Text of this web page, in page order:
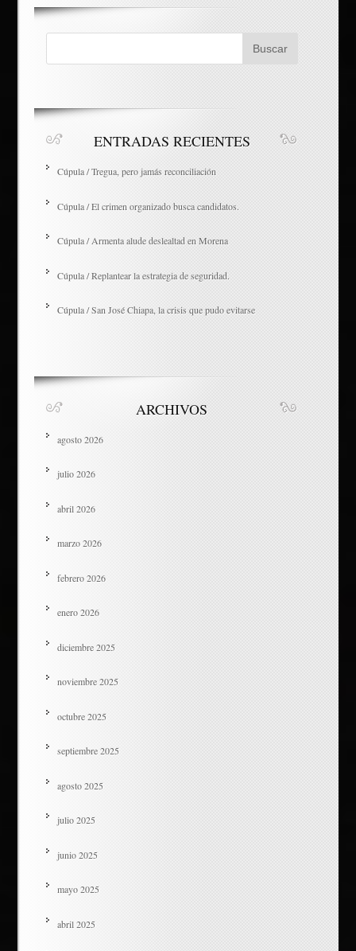
ENTRADAS RECIENTES
Cúpula / Tregua, pero jamás reconciliación
Cúpula / El crimen organizado busca candidatos.
Cúpula / Armenta alude deslealtad en Morena
Cúpula / Replantear la estrategia de seguridad.
Cúpula / San José Chiapa, la crisis que pudo evitarse
ARCHIVOS
agosto 2026
julio 2026
abril 2026
marzo 2026
febrero 2026
enero 2026
diciembre 2025
noviembre 2025
octubre 2025
septiembre 2025
agosto 2025
julio 2025
junio 2025
mayo 2025
abril 2025